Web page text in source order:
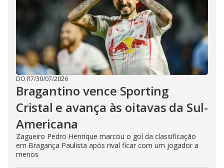
DO R7/30/07/2026
Bragantino vence Sporting
Cristal e avança às oitavas da Sul-
Americana
Zagueiro Pedro Henrique marcou o gol da classificação
em Bragança Paulista após rival ficar com um jogador a
menos